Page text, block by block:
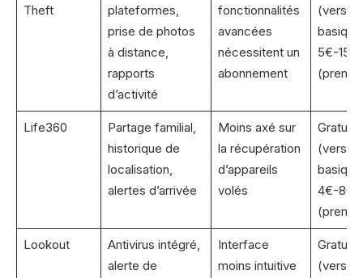
Theft
plateformes,
prise de photos
à distance,
rapports
d’activité
fonctionnalités
avancées
nécessitent un
abonnement
(version
5€-
Life360
Partage familial,
historique de
localisation,
alertes d’arrivée
Moins axé sur
la récupération
d’appareils
volés
Gratuit
(version
4€-8€/
Lookout
Antivirus intégré,
alerte de
Interface
moins intuitive
Gratuit
(version